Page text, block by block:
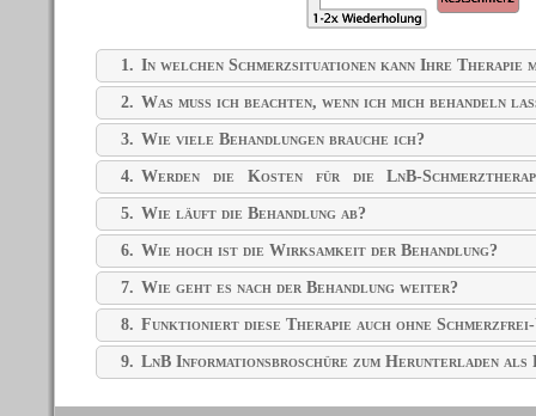
1. In welchen Schmerzsituationen kann Ihre Therapie
2. Was muss ich beachten, wenn ich mich behandeln
3. Wie viele Behandlungen brauche ich?
4. Werden die Kosten für die LnB-
übernommen?
5. Wie läuft die Behandlung ab?
6. Wie hoch ist die Wirksamkeit der Behandlung?
7. Wie geht es nach der Behandlung weiter?
8. Funktioniert diese Therapie auch ohne Schmerzfrei-
9. LnB Informationsbroschüre zum Herunterladen als